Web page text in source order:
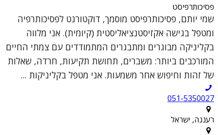
פסיכותרפיסט
שמי יותם, פסיכותרפיסט מוסמך, דוקטורנט לפסיכותרפיה
ומטפל בגישה אקזיסטנציאליסטית (קיומית). אני מלווה
בקליניקה מבוגרים ומתבגרים המתמודדים עם צמתי החיים
המורכבים ביותר: משברים, תחושת תקיעות, חרדה, שאלות
של זהות וחיפוש אחר משמעות. אני מטפל בקליניקות ...
051-5350027
רעננה, ישראל